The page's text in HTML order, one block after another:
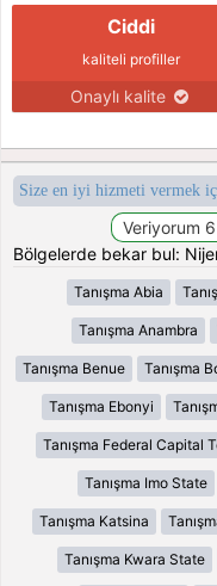
Ciddi
kaliteli profiller
Onaylı kalite
Size en iyi hizmeti vermek
Bölgelerde bekar bul:
Tanışma Abia
Tanışma Anambra
Tanışma Benue Tanışma
Tanışma Ebonyi
Tanışma Federal Capital
Tanışma Imo State
Tanışma Katsina
Tanışma Kwara State